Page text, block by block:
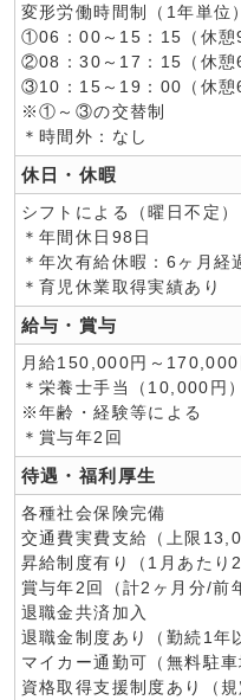
変形労働時間制（1年単位）
①06：00～15：15（休憩
②08：30～17：15（休憩
③10：15～19：00（休憩
※①～③の交替制
＊時間外：なし
休日・休暇
シフトによる（曜日不定）
＊年間休日98日
＊年次有給休暇：6ヶ月経
＊育児休業取得実績あり
給与・賞与
月給150,000円～170,000
＊栄養士手当（10,000円
※年齢・経験等による
＊賞与年2回
待遇・福利厚生
各種社会保険完備
交通費実費支給（上限
昇給制度有り（1月あたり
賞与年2回（計2ヶ月分/前
退職金共済加入
退職金制度あり（勤続1年
マイカー通勤可（無料駐車
資格取得支援制度あり（規